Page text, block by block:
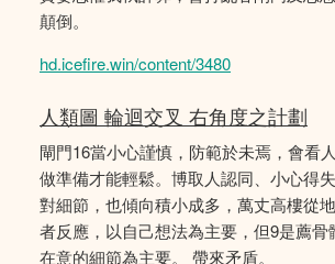
顛倒。
hd.icefire.win/content/3480
人類圖 輪迴交叉 右角度之計劃
閘門16當小心謹慎，防範於未焉，會看
做準備才能輕鬆。博取人認同、小心得
對細節，也傾向積小成多，萬丈高樓從
者反應，以自己想法為主要，但9是薦骨
在意的細節為主要。 帶來矛盾。